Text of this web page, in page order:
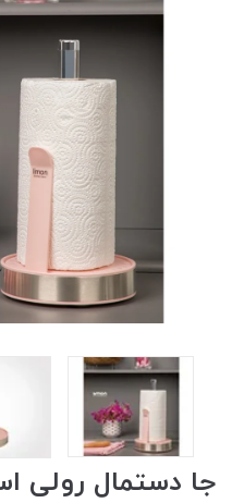
جا دستمال رولی